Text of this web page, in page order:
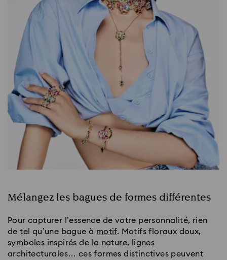
Mélangez les bagues de formes différentes
Pour capturer l’essence de votre personnalité, rien
de tel qu’une bague à motif. Motifs floraux doux,
symboles inspirés de la nature, lignes
architecturales… ces formes distinctives peuvent